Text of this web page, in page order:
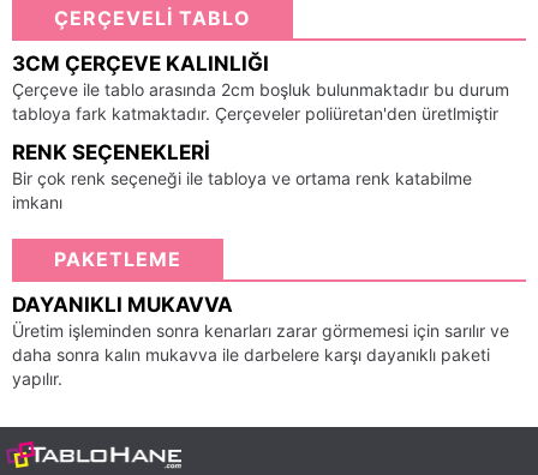
ÇERÇEVELİ TABLO
3CM ÇERÇEVE KALINLIĞI
Çerçeve ile tablo arasında 2cm boşluk bulunmaktadır bu durum
tabloya fark katmaktadır. Çerçeveler poliüretan'den üretlmiştir
RENK SEÇENEKLERI
Bir çok renk seçeneği ile tabloya ve ortama renk katabilme
imkanı
PAKETLEME
DAYANIKLI MUKAVVA
Üretim işleminden sonra kenarları zarar görmemesi için sarılır ve
daha sonra kalın mukavva ile darbelere karşı dayanıklı paketi
yapılır.